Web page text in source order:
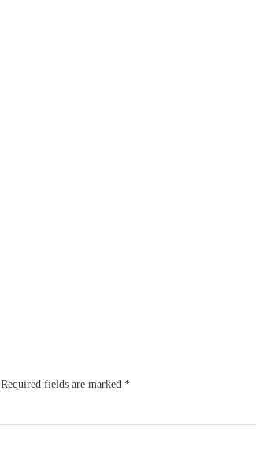
Required fields are marked *